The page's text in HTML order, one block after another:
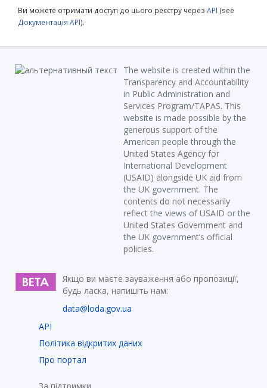
Ви можете отримати доступ до цього реєстру через API (see
Документація API).
The website is created within the
Transparency and Accountability
in Public Administration and
Services Program/TAPAS. This
website is made possible by the
generous support of the
American people through the
United States Agency for
International Development
(USAID) alongside UK aid from
the UK government. The
contents do not necessarily
reflect the views of USAID or the
United States Government and
the UK government’s official
policies.
Якщо ви маєте зауваження або пропозиції,
будь ласка, напишіть нам:
data@loda.gov.ua
API
Політика відкритих даних
Про портал
За підтримки